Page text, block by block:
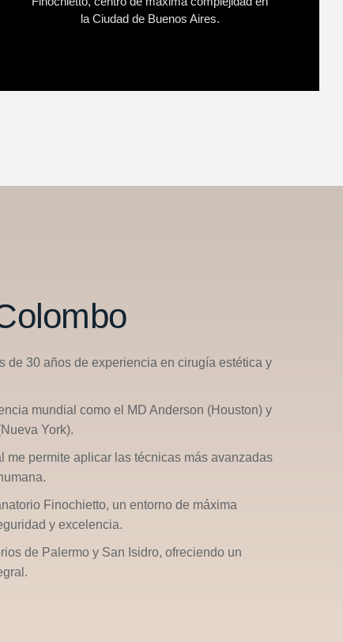
la Ciudad de Buenos Aires.
de 30 años de experiencia en cirugía estética y
mundial como el MD Anderson (Houston)y
York).
me permite aplicar las técnicas más avanzadas
Finochietto, un entorno de máxima
y excelencia.
de Palermoy San Isidro, ofreciendo un